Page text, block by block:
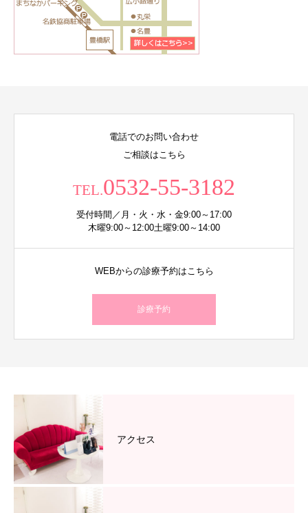
電話でのお問い合わせ
ご相談はこちら
TEL.0532-55-3182
受付時間／月・火・水・金9:00～17:00
木曜9:00～12:00土曜9:00～14:00
WEBからの診療予約はこちら
診療予約
アクセス